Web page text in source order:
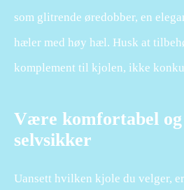
som glitrende øredobber, en
hæler med høy hæl. Husk at
komplement til kjolen, ikke
Være komfortabel og
selvsikker
Uansett hvilken kjole du velger,